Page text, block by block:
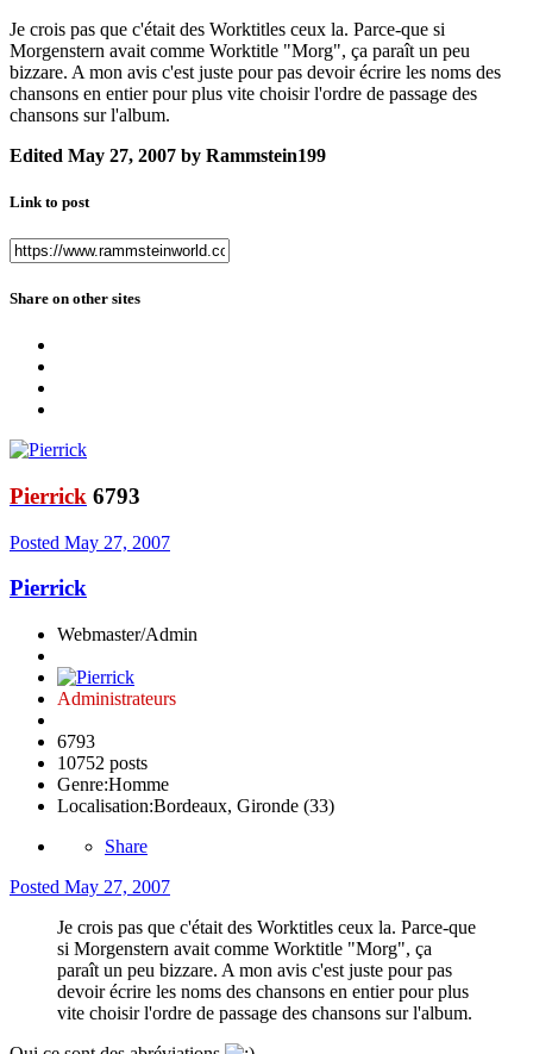
Je crois pas que c'était des Worktitles ceux la. Parce-que si
Morgenstern avait comme Worktitle "Morg", ça paraît un peu
bizzare. A mon avis c'est juste pour pas devoir écrire les noms des
chansons en entier pour plus vite choisir l'ordre de passage des
chansons sur l'album.
Edited May 27, 2007 by Rammstein199
Link to post
Share on other sites
Pierrick 6793
Posted May 27, 2007
Pierrick
Webmaster/Admin
Administrateurs
6793
10752 posts
Genre:Homme
Localisation:Bordeaux, Gironde (33)
Share
Posted May 27, 2007
Je crois pas que c'était des Worktitles ceux la. Parce-que
si Morgenstern avait comme Worktitle "Morg", ça
paraît un peu bizzare. A mon avis c'est juste pour pas
devoir écrire les noms des chansons en entier pour plus
vite choisir l'ordre de passage des chansons sur l'album.